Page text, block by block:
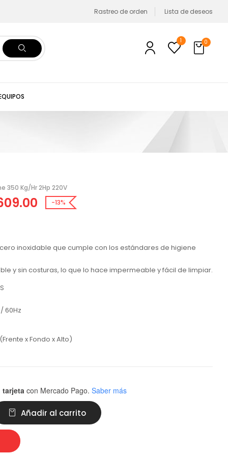
Rastreo de orden Lista de deseos
1 0
350 Kg/Hr 2Hp 220V
-13%
inoxidable que cumple con los estándares de higiene
y sin costuras, lo que lo hace impermeable y fácil de limpiar.
60Hz
x Fondo x Alto)
tarjeta con Mercado Pago. Saber más
Añadir al carrito